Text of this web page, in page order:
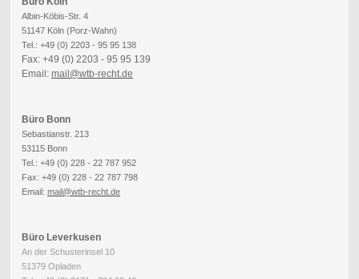
Albin-Köbis-Str. 4
51147 Köln (Porz-Wahn)
Tel.: +49 (0) 2203 - 95 95 138
Fax: +49 (0) 2203 - 95 95 139
Email: mail@wtb-recht.de
Büro Bonn
Sebastianstr. 213
53115 Bonn
Tel.: +49 (0) 228 - 22 787 952
Fax: +49 (0) 228 - 22 787 798
Email: mail@wtb-recht.de
Büro Leverkusen
An der Schusterinsel 10
51379 Opladen